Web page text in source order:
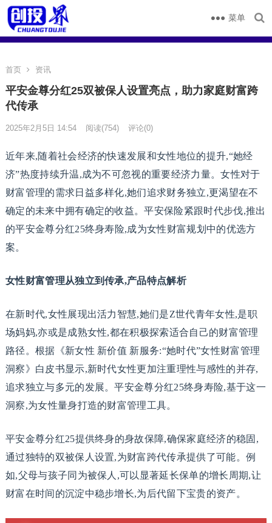
菜单
首页 资讯
平安金尊分红25双被保人设置亮点，助力家庭财富跨
代传承
2025年2月5日 14:54 阅读(754) 评论(0)
近年来,随着社会经济的快速发展和女性地位的提升,“她经
济”热度持续升温,成为不可忽视的重要经济力量。女性对于
财富管理的需求日益多样化,她们追求财务独立,更渴望在不
确定的未来中拥有确定的收益。平安保险紧跟时代步伐,推出
的平安金尊分红25终身寿险,成为女性财富规划中的优选方
案。
女性财富管理从独立到传承,产品特点解析
在新时代,女性展现出活力智慧,她们是Z世代青年女性,是职
场妈妈,亦或是成熟女性,都在积极探索适合自己的财富管理
路径。根据《新女性 新价值 新服务:“她时代”女性财富管理
洞察》白皮书显示,新时代女性更加注重理性与感性的并存,
追求独立与多元的发展。平安金尊分红25终身寿险,基于这一
洞察,为女性量身打造的财富管理工具。
平安金尊分红25提供终身的身故保障,确保家庭经济的稳固,
通过独特的双被保人设置,为财富跨代传承提供了可能。例
如,父母与孩子同为被保人,可以显著延长保单的增长周期,让
财富在时间的沉淀中稳步增长,为后代留下宝贵的资产。